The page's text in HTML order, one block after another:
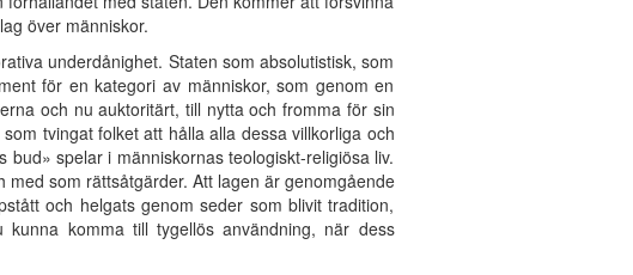
över människor.
underdånighet. Staten som absolutistisk, som
för en kategori av människor, som genom en
och nu auktoritärt, till nytta och fromma för sin
tvingat folket att hålla alla dessa villkorliga och
spelar i människornas teologiskt-religiösa liv.
som rättsåtgärder. Att lagen är genomgående
och helgats genom seder som blivit tradition,
kunna komma till tygellös användning, när dess